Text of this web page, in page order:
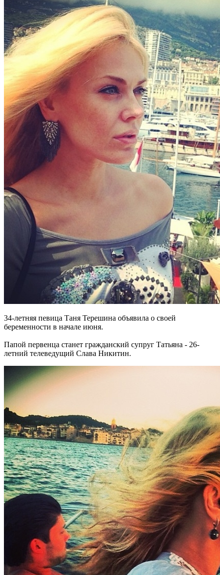
34-летняя певица Таня Терешина объявила о своей
беременности в начале июня.
Папой первенца станет гражданский супруг Татьяна - 26-
летний телеведущий Слава Никитин.